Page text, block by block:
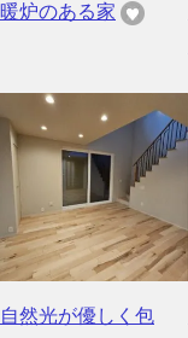
暖炉のある家
自然光が優しく包